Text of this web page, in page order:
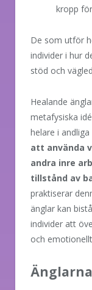
kropp
De som utför
individer i hur
stöd och
Healande
metafysiska
helare i andliga
att använda
andra inre
tillstånd av
praktiserar
änglar kan
individer att
och